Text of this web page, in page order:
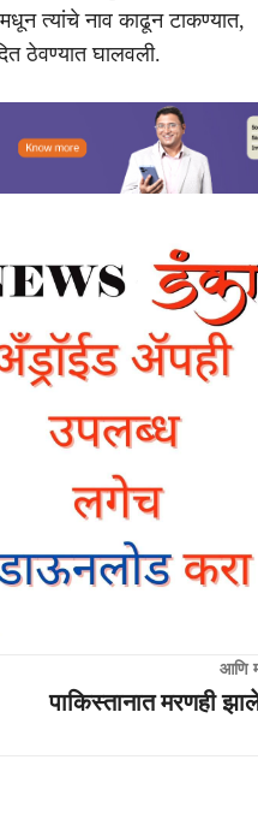
त्यांचे नाव काढून टाकण्यात,
ठेवण्यात घालवली.
आणि
पाकिस्तानात मरणही